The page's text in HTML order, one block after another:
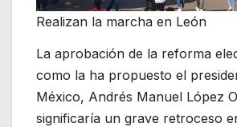
Realizan la marcha en León
La aprobación de la reforma
como la ha propuesto el
México, Andrés Manuel López
significaría un grave retroceso